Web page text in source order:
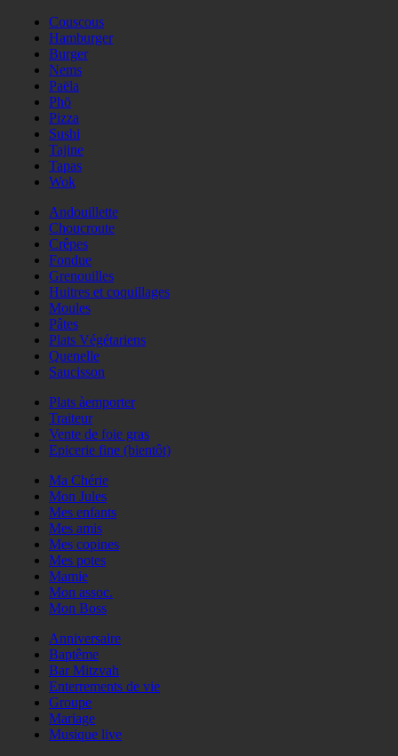
Couscous
Hamburger
Burger
Nems
Paëla
Phö
Pizza
Sushi
Tajine
Tapas
Wok
Andouillette
Choucroute
Crêpes
Fondue
Grenouilles
Huitres et coquillages
Moules
Pâtes
Plats Végétariens
Quenelle
Saucisson
Plats àemporter
Traiteur
Vente de foie gras
Epicerie fine (bientôt)
Ma Chérie
Mon Jules
Mes enfants
Mes amis
Mes copines
Mes potes
Mamie
Mon assoc.
Mon Boss
Anniversaire
Baptême
Bar Mitzvah
Enterrements de vie
Groupe
Mariage
Musique live